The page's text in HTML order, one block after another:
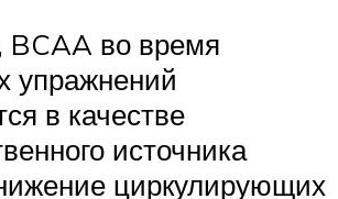
BCAA во время
упражнений
в качестве
источника
циркулирующих